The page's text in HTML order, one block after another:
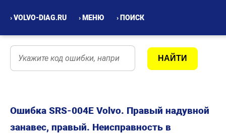
› VOLVO-DIAG.RU › МЕНЮ › ПОИСК
Ошибка SRS-004E Volvo. Правый надувной
занавес, правый. Неисправность в